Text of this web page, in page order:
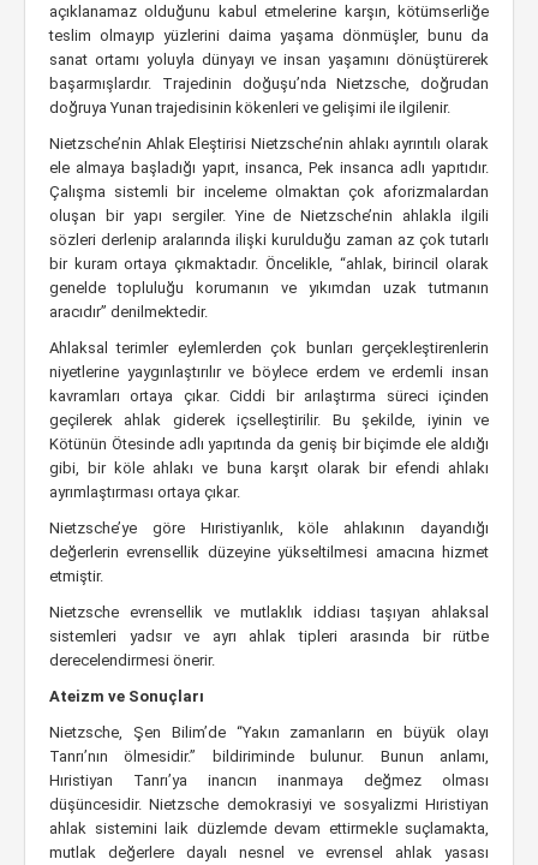
açıklanamaz olduğunu kabul etmelerine karşın, kötümserliğe
teslim olmayıp yüzlerini daima yaşama dönmüşler, bunu da
sanat ortamı yoluyla dünyayı ve insan yaşamını dönüştürerek
başarmışlardır. Trajedinin doğuşu’nda Nietzsche, doğrudan
doğruya Yunan trajedisinin kökenleri ve gelişimi ile ilgilenir.
Nietzsche’nin Ahlak Eleştirisi Nietzsche’nin ahlakı ayrıntılı olarak
ele almaya başladığı yapıt, insanca, Pek insanca adlı yapıtıdır.
Çalışma sistemli bir inceleme olmaktan çok aforizmalardan
oluşan bir yapı sergiler. Yine de Nietzsche’nin ahlakla ilgili
sözleri derlenip aralarında ilişki kurulduğu zaman az çok tutarlı
bir kuram ortaya çıkmaktadır. Öncelikle, “ahlak, birincil olarak
genelde topluluğu korumanın ve yıkımdan uzak tutmanın
aracıdır” denilmektedir.
Ahlaksal terimler eylemlerden çok bunları gerçekleştirenlerin
niyetlerine yaygınlaştırılır ve böylece erdem ve erdemli insan
kavramları ortaya çıkar. Ciddi bir arılaştırma süreci içinden
geçilerek ahlak giderek içselleştirilir. Bu şekilde, iyinin ve
Kötünün Ötesinde adlı yapıtında da geniş bir biçimde ele aldığı
gibi, bir köle ahlakı ve buna karşıt olarak bir efendi ahlakı
ayrımlaştırması ortaya çıkar.
Nietzsche’ye göre Hıristiyanlık, köle ahlakının dayandığı
değerlerin evrensellik düzeyine yükseltilmesi amacına hizmet
etmiştir.
Nietzsche evrensellik ve mutlaklık iddiası taşıyan ahlaksal
sistemleri yadsır ve ayrı ahlak tipleri arasında bir rütbe
derecelendirmesi önerir.
Ateizm ve Sonuçları
Nietzsche, Şen Bilim’de “Yakın zamanların en büyük olayı
Tanrı’nın ölmesidir.” bildiriminde bulunur. Bunun anlamı,
Hıristiyan Tanrı’ya inancın inanmaya değmez olması
düşüncesidir. Nietzsche demokrasiyi ve sosyalizmi Hıristiyan
ahlak sistemini laik düzlemde devam ettirmekle suçlamakta,
mutlak değerlere dayalı nesnel ve evrensel ahlak yasası